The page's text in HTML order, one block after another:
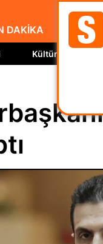
DAKİKA GÜNCEL
Kültür Sanat